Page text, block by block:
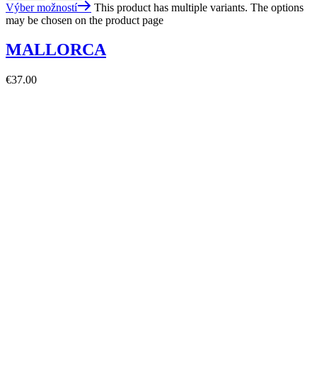
Výber možností
This product has multiple variants. The options
may be chosen on the product page
MALLORCA
€37.00